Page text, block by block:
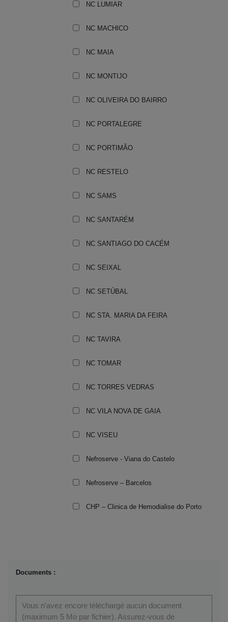
NC LUMIAR
NC MACHICO
NC MAIA
NC MONTIJO
NC OLIVEIRA DO BAIRRO
NC PORTALEGRE
NC PORTIMÃO
NC RESTELO
NC SAMS
NC SANTARÉM
NC SANTIAGO DO CACÉM
NC SEIXAL
NC SETÚBAL
NC STA. MARIA DA FEIRA
NC TAVIRA
NC TOMAR
NC TORRES VEDRAS
NC VILA NOVA DE GAIA
NC VISEU
Nefroserve - Viana do Castelo
Nefroserve – Barcelos
CHP – Clinica de Hemodialise do Porto
Documents :
Vous n'avez encore téléchargé aucun document
(maximum 5 Mo par fichier). Assurez-vous de